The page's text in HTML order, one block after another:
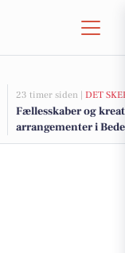
23 timer siden | DET
Fællesskaber og
arrangementer i